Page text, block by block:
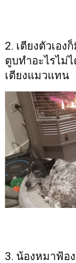
2. เตียงตัวเอง
ตูบทำอะไรไม่
เตียงแมวแทน
3. น้องหมาฟ้อ